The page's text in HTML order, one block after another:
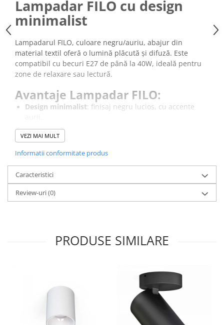
Lampadar FILO cu design
minimalist
Lampadarul FILO, culoare negru/auriu, abajur din
material textil oferă o lumină plăcută și difuză. Este
compatibil cu becuri E27 de până la 40W, ideală pentru
zone de relaxare sau lectură.
Avantaje Lampadar FILO:
Design minimalist: finisaj negru lucios, cu accente
Iluminare: abajur textil ce difuzează lumina uniform
Construcție
Compatibilitate
: soclu E27 potrivit pentru diferite
VEZI MAI MULT
Informatii conformitate produs
Caracteristici
Review-uri(0)
PRODUSE SIMILARE